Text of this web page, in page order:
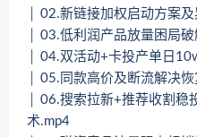
│ 02.新链接加权启动方案
│ 03.低利润产品放量困局
│ 04.双活动+卡投产单日
│ 05.同款高价及断流解决
│ 06.搜索拉新+推荐收割稳
术.mp4